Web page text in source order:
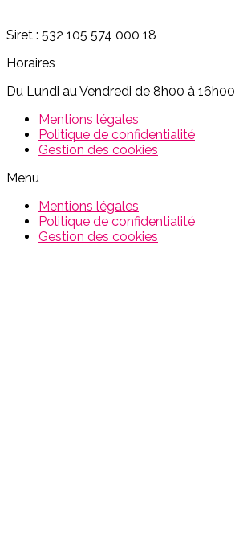
Siret : 532 105 574 000 18
Horaires
Du Lundi au Vendredi de 8h00 à 16h00
Mentions légales
Politique de confidentialité
Gestion des cookies
Menu
Mentions légales
Politique de confidentialité
Gestion des cookies